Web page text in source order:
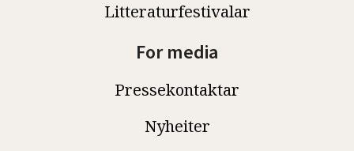
Litteraturfestivalar
For media
Pressekontaktar
Nyheiter